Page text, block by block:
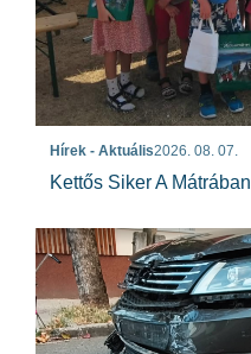
Hírek - Aktuális2026. 08. 07.
Kettős Siker A Mátrában